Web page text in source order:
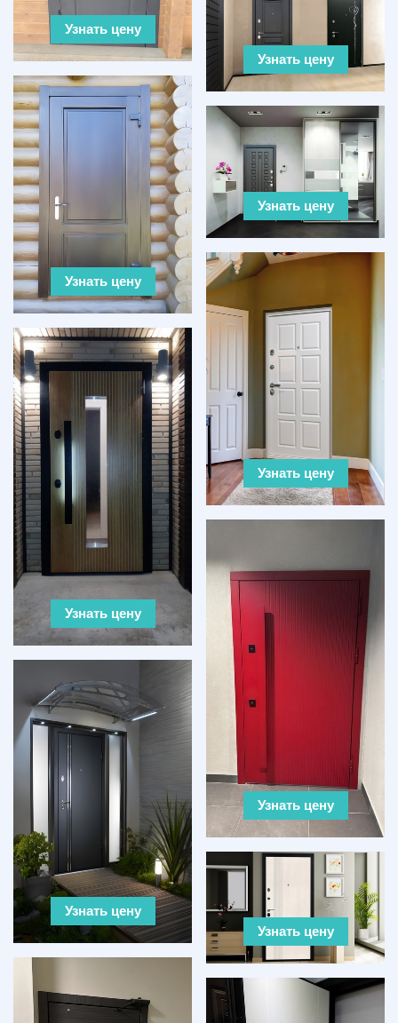
Узнать цену
Узнать цену
Узнать цену
Узнать цену
Узнать цену
Узнать цену
Узнать цену
Узнать цену
Узнать цену